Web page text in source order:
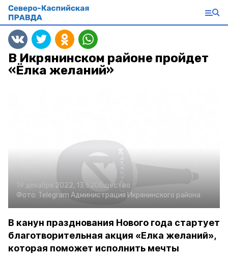
В Икрянинском районе пройдет
«Ёлка желаний»
19 декабря 2022, 13:52Общество
Фото: Telegram Администрация Икрянинского района
В канун празднования Нового года стартует
благотворительная акция «Елка желаний»,
которая поможет исполнить мечты